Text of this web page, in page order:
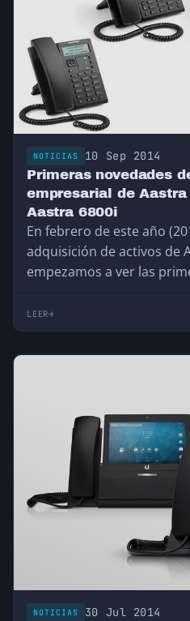
NOTICIAS 10 Sep 2014
Primeras novedades
empresarial de
Aastra 6800i
En febrero de este año
adquisición de activos de
empezamos a ver las
LEER
NOTICIAS 30 Jul 2014